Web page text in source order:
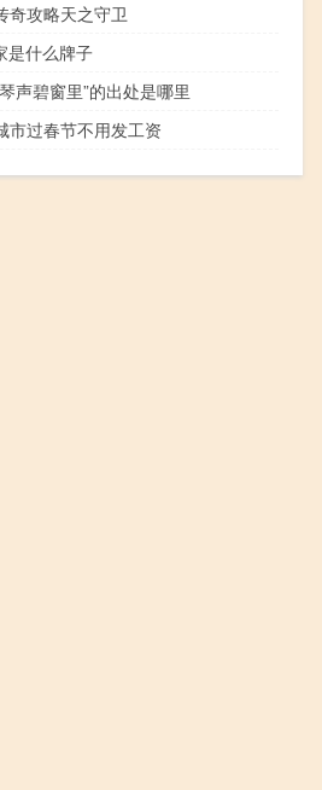
奇攻略天之守卫
是什么牌子
声碧窗里”的出处是哪里
市过春节不用发工资